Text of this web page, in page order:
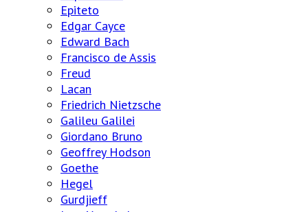
Epiteto
Edgar Cayce
Edward Bach
Francisco de Assis
Freud
Lacan
Friedrich Nietzsche
Galileu Galilei
Giordano Bruno
Geoffrey Hodson
Goethe
Hegel
Gurdjieff